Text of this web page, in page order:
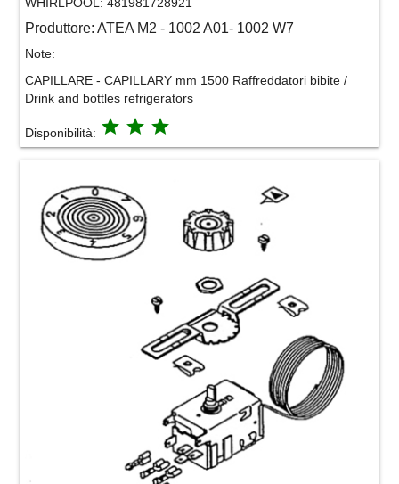
Produttore: ATEA M2 - 1002 A01- 1002 W7
Note:
CAPILLARE - CAPILLARY mm 1500 Raffreddatori bibite /
Drink and bottles refrigerators
Disponibilità: grade grade grade